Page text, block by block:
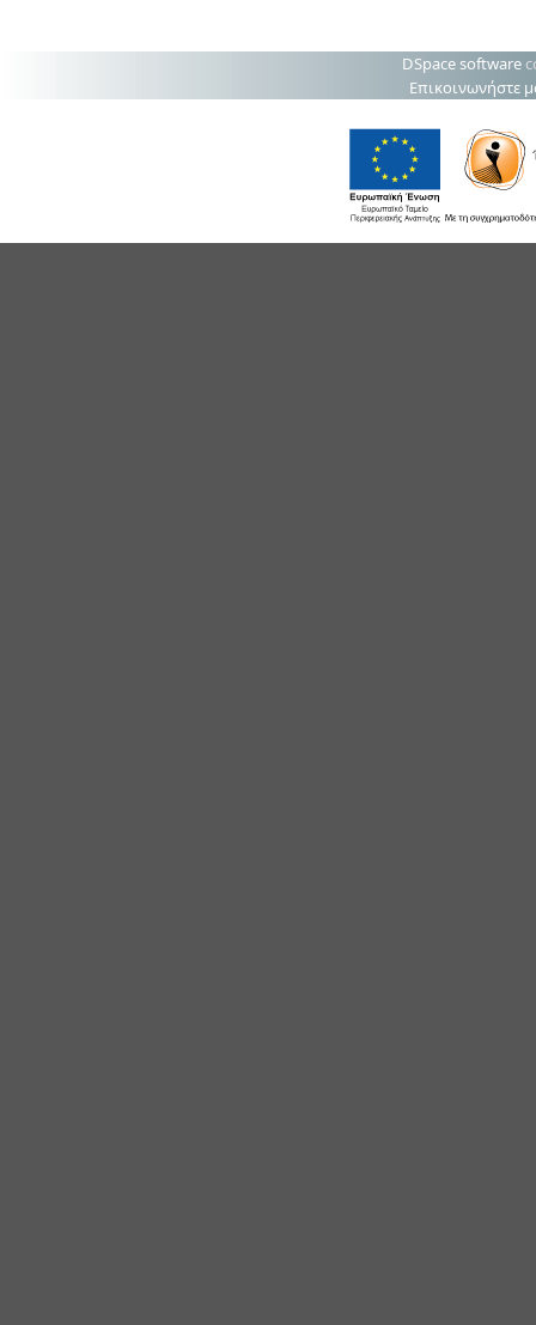
DSpace software
Επικοινωνήστε